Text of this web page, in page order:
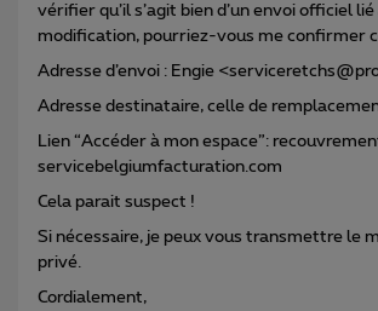
vérifier qu’il s’agit bien d’un envoi officiel
modification, pourriez-vous me confirmer
Adresse d’envoi : Engie
Adresse destinataire, celle de
Lien “Accéder à mon espace”:
servicebelgiumfacturation.com
Cela parait suspect !
Si nécessaire, je peux vous transmettre le
privé.
Cordialement,